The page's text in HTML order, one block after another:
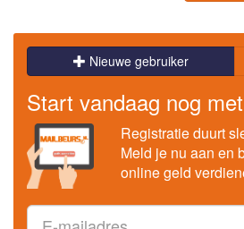
Nieuwe gebruiker
Registratie duurt
Meld je nu aan en
online geld